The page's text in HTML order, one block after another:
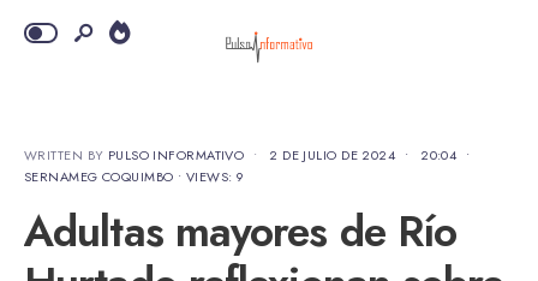
WRITTEN BY PULSO INFORMATIVO • 2 DE JULIO DE 2024 • 20:04 •
SERNAMEG COQUIMBO • VIEWS: 9
Adultas mayores de Río